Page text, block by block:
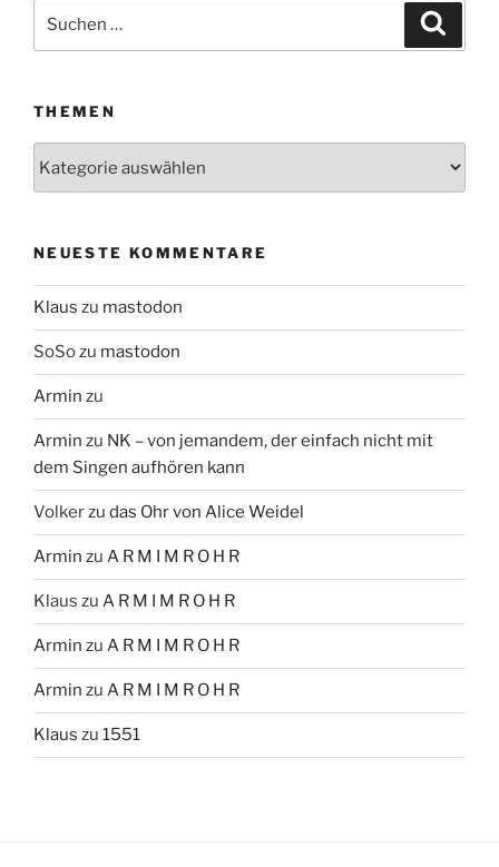
Suchen
THEMEN
NEUESTE KOMMENTARE
Klaus zu mastodon
SoSozu mastodon
Armin zu
Armin zu NK – von jemandem, der einfach nicht mit
dem Singen aufhören kann
Volkerzu das Ohr von Alice Weidel
Armin zu A R M I M R O H R
Klaus zu A R M I M R O H R
Armin zu A R M I M R O H R
Armin zu A R M I M R O H R
Klaus zu 1551